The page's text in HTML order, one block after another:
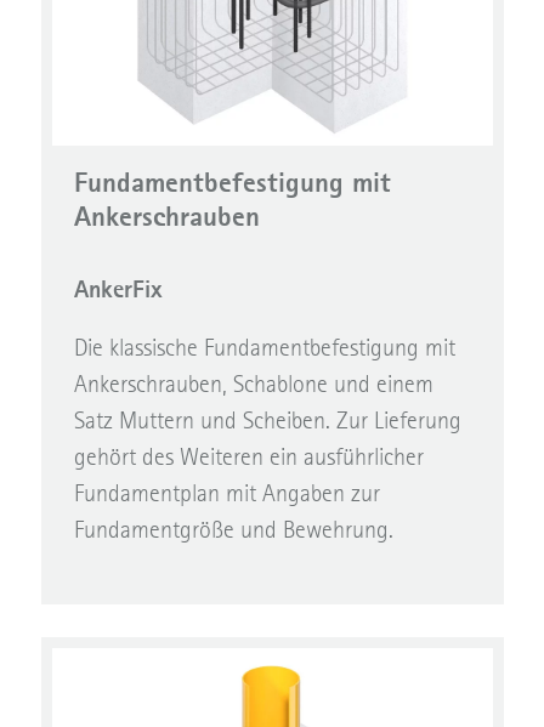
Fundamentbefestigung mit
Ankerschrauben
AnkerFix
Die klassische Fundamentbefestigung mit
Ankerschrauben, Schablone und einem
Satz Muttern und Scheiben. Zur Lieferung
gehört des Weiteren ein ausführlicher
Fundamentplan mit Angaben zur
Fundamentgröße und Bewehrung.